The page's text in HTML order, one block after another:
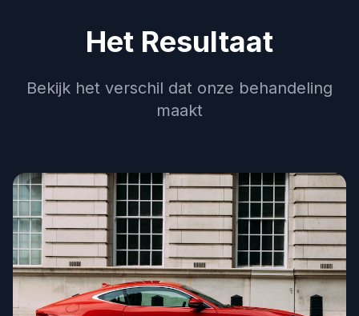
Het Resultaat
Bekijk het verschil dat onze behandeling
maakt